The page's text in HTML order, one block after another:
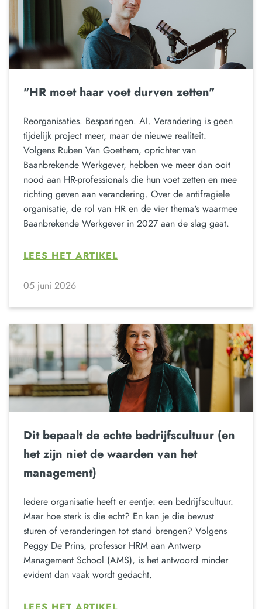
"HR moet haar voet durven zetten"
Reorganisaties. Besparingen. AI. Verandering is geen
tijdelijk project meer, maar de nieuwe realiteit.
Volgens Ruben Van Goethem, oprichter van
Baanbrekende Werkgever, hebben we meer dan ooit
nood aan HR-professionals die hun voet zetten en mee
richting geven aan verandering. Over de antifragiele
organisatie, de rol van HR en de vier thema's waarmee
Baanbrekende Werkgever in 2027 aan de slag gaat.
LEES HET ARTIKEL
05 juni 2026
Dit bepaalt de echte bedrijfscultuur (en
het zijn niet de waarden van het
management)
Iedere organisatie heeft er eentje: een bedrijfscultuur.
Maar hoe sterk is die echt? En kan je die bewust
sturen of veranderingen tot stand brengen? Volgens
Peggy De Prins, professor HRM aan Antwerp
Management School (AMS), is het antwoord minder
evident dan vaak wordt gedacht.